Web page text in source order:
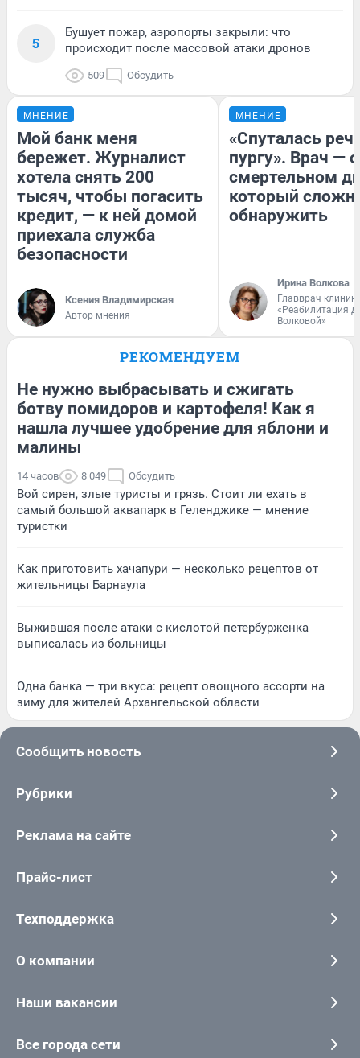
5
Бушует пожар, аэропорты закрыли: что
происходит после массовой атаки дронов
509 Обсудить
МНЕНИЕ
Мой банк меня
бережет. Журналист
хотела снять 200
тысяч, чтобы погасить
кредит, — к ней домой
приехала служба
безопасности
Ксения Владимирская
Автор мнения
МНЕНИЕ
«Спуталась
пургу». Врач — о
смертельном
который
обнаружить
Ирина Волкова
Главврач
«Реабилитация
Волковой»
РЕКОМЕНДУЕМ
Не нужно выбрасывать и сжигать
ботву помидоров и картофеля! Как я
нашла лучшее удобрение для яблони и
малины
14 часов 8 049 Обсудить
Вой сирен, злые туристы и грязь. Стоит ли ехать в
самый большой аквапарк в Геленджике — мнение
туристки
Как приготовить хачапури — несколько рецептов от
жительницы Барнаула
Выжившая после атаки с кислотой петербурженка
выписалась из больницы
Одна банка — три вкуса: рецепт овощного ассорти на
зиму для жителей Архангельской области
Сообщить новость
Рубрики
Реклама на сайте
Прайс-лист
Техподдержка
О компании
Наши вакансии
Все города сети